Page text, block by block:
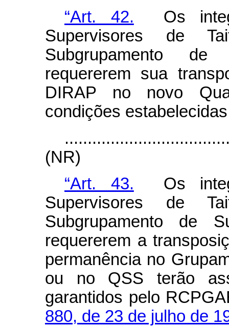
“Art. 42. Os
Supervisores de
Subgrupamento
requererem sua
DIRAP no novo
condições
(NR)
“Art. 43. Os
Supervisores de
Subgrupamento de
requererem a
permanência no
ou no QSS terão
garantidos pelo
880, de 23 de julho de